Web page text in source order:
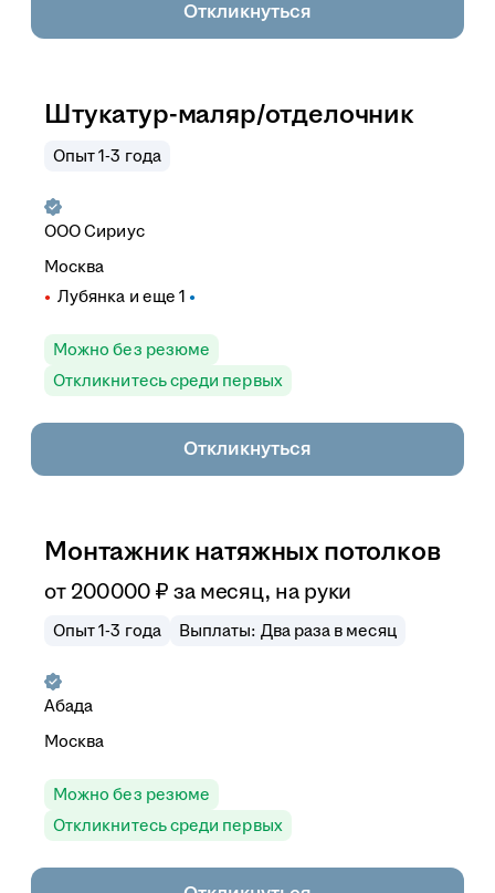
Откликнуться
Штукатур-маляр/отделочник
Опыт 1-3 года
ОООСириус
Москва
Лубянка и еще 1
Можно без резюме
Откликнитесь среди первых
Откликнуться
Монтажник натяжных потолков
от 200 000 ₽ за месяц, на руки
Опыт 1-3 года Выплаты: Два раза в месяц
Абада
Москва
Можно без резюме
Откликнитесь среди первых